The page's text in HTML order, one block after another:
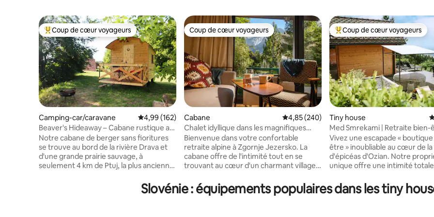
Coups de cœur voyageurs les plus appréciés
Coup de cœur voyageurs
Camping-car/caravane Évaluation moyenne sur la base de 162 commentaires : 4,99 sur 5
4,99 (162)
Beaver's Hideaway – Cabane rustique au
bord de la rivière Drava
Notre cabane de berger sans fioritures
se trouve au bord de la rivière Drava et
d'une grande prairie sauvage, à
seulement 4 km de Ptuj, la plus ancienne
nature (et les chiens sympathiques) sont
les bienvenus ! Une route à proximité
Coup de cœur voyageurs
Coup de cœur voyageurs
Cabane Évaluation moyenne sur la base de 240
4,85 (240)
Chalet idyllique dans les magnifiques
Alpes
Bienvenue dans votre confortable
retraite alpine à Zgornje Jezersko. La
cabane offre de l'intimité tout en se
trouvant au cœur d'un charmant village
imprenable sur 2 500 m de sommets et
profitez de l'air frais des montagnes. Que
Coups de cœur voyageurs les
Coup de cœur voyageurs
Tiny house
Med Smrekami | Retraite bien-
de charme
Vivez une escapade «
être » inoubliable au cœur de
d'épicéas d'Ozian. Notre
unique offre une intimité
romantique avec vue
fauteuil de massage haut de
Slovénie : équipements populaires dans les tiny